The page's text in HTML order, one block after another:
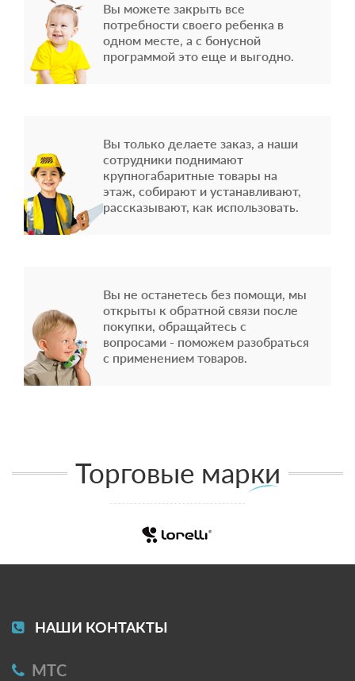
Вы можете закрыть все
потребности своего ребенка в
одном месте, а с бонусной
программой это еще и выгодно.
Вы только делаете заказ, а наши
сотрудники поднимают
крупногабаритные товары на
этаж, собирают и устанавливают,
рассказывают, как использовать.
Вы не останетесь без помощи, мы
открыты к обратной связи после
покупки, обращайтесь с
вопросами - поможем разобраться
с применением товаров.
Торговые марки
НАШИ КОНТАКТЫ
МТС